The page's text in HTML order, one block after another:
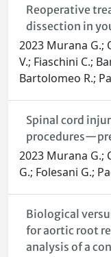
Reoperative
dissection in
2023 Murana G.;
V.; Fiaschini C.;
Bartolomeo R.;
Spinal cord
2023 Murana G.;
G.; Folesani G.;
Biological
for aortic root
analysis of a